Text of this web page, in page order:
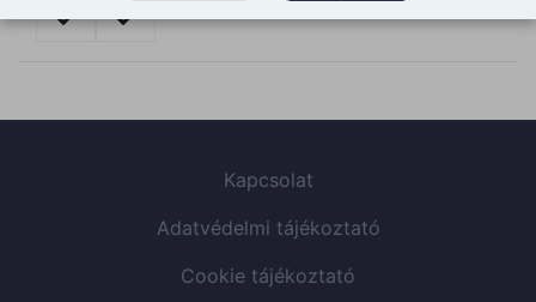
Kapcsolat
Adatvédelmi tájékoztató
Cookie tájékoztató